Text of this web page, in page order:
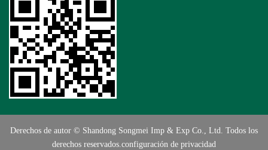
Derechos de autor © Shandong Songmei Imp & Exp Co., Ltd. Todos los
derechos reservados. configuración de privacidad